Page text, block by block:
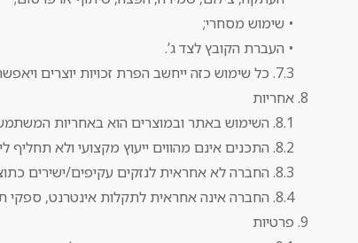
• שימוש מסחרי;
• העברת הקובץ לצד ג’.
7.3. כל שימוש כזה ייחשב הפרת זכויות יוצרים ויאפשר נקיטת הליכים משפטיים.
אחריות
8.1. השימוש באתר ובמוצרים הוא באחריות המשתמשת בלבד.
8.2. התכנים אינם מהווים ייעוץ מקצועי ולא תחליף לייעוץ אישי.
8.3. החברה לא אחראית לנזקים עקיפים/ישירים כתוצאה מהשימוש באתר או בחוברת.
8.4. החברה אינה אחראית לתקלות אינטרנט, ספקי תקשורת, חסימות מייל או גורמים שאינם בשליטתה.
פרטיות